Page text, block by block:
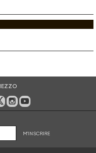
Twitter
Sur Instagram
Sur Youtube
M'INSCRIRE